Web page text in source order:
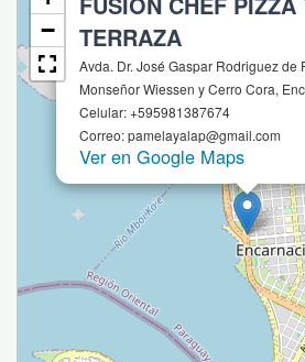
TERRAZA
Avda. Dr. José Gaspar Rodriguez de
Monseñor Wiessen y Cerro Cora,
Celular: +595981387674
Correo: pamelayalap@gmail.com
Ver en Google Maps
−